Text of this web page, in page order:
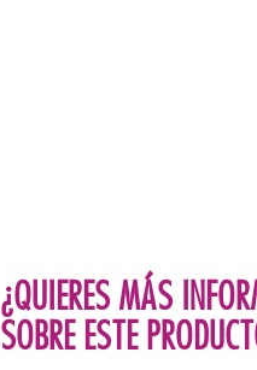
¿QUIERES MÁS
SOBRE ESTE